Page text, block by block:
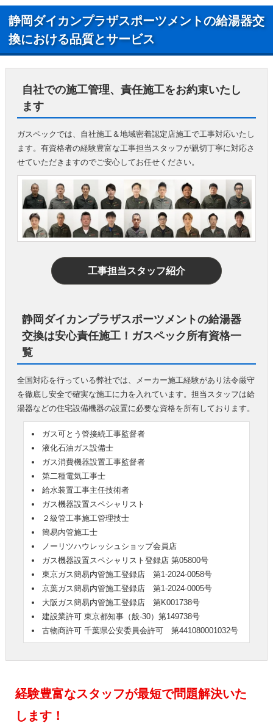
静岡ダイカンプラザスポーツメントの給湯器交
換における品質とサービス
自社での施工管理、責任施工をお約束いたし
ます
ガスペックでは、自社施工＆地域密着認定店施工で工事対応いたし
ます。有資格者の経験豊富な工事担当スタッフが親切丁寧に対応さ
せていただきますのでご安心してお任せください。
工事担当スタッフ紹介
静岡ダイカンプラザスポーツメントの給湯器
交換は安心責任施工！ガスペック所有資格一
覧
全国対応を行っている弊社では、メーカー施工経験があり法令厳守
を徹底し安全で確実な施工に力を入れています。担当スタッフは給
湯器などの住宅設備機器の設置に必要な資格を所有しております。
ガス可とう管接続工事監督者
液化石油ガス設備士
ガス消費機器設置工事監督者
第二種電気工事士
給水装置工事主任技術者
ガス機器設置スペシャリスト
２級管工事施工管理技士
簡易内管施工士
ノーリツハウレッシュショップ会員店
ガス機器設置スペシャリスト登録店 第05800号
東京ガス簡易内管施工登録店 第1-2024-0058号
京葉ガス簡易内管施工登録店 第1-2024-0005号
大阪ガス簡易内管施工登録店 第K001738号
建設業許可 東京都知事（般-30）第149738号
古物商許可 千葉県公安委員会許可 第441080001032号
経験豊富なスタッフが最短で問題解決いた
します！